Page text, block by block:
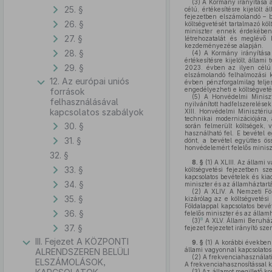
25. §
26. §
27. §
28. §
29. §
12. Az európai uniós
források
felhasználásával
kapcsolatos szabályok
30. §
31. §
32. §
33. §
34. §
35. §
36. §
37. §
III. Fejezet A KÖZPONTI
ALRENDSZEREN BELÜLI
ELSZÁMOLÁSOK,
(3) A Kormány irányítása
célú, értékesítésre kijelölt
fejezetben elszámolandó –
költségvetését tartalmazó
miniszter ennek
létrehozatalát és
kezdeményezése alapján.
(4) A Kormány
értékesítésre kijelölt, állami
2023. évben az ilyen célú
elszámolandó
évben pénzforgalmilag
engedélyezheti e
(5) A Honvédelmi
nyilvánított
XIII. Honvédelmi
technikai
során felmerült költségek,
használható fel. E bevétel
dönt, a bevétel együttes
honvédelemért felelős
8. § (1) A XLIII. Az állami
költségvetési fejezetben
kapcsolatos bevételek és
miniszter és az
(2) A XLIV. A Nemzeti
kizárólag az e
Földalappal kapcsolatos
felelős miniszter és az
(3)8A XLV. Állami
fejezet fejezetet irányító
9. § (1) A korábbi
állami vagyonnal
(2) A
A frekvenciahasznosítással